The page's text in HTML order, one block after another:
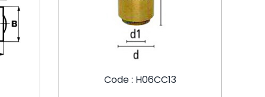
Code : H06CC13